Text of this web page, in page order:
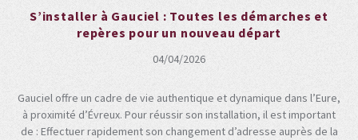
S’installer à Gauciel : Toutes les démarches et
repères pour un nouveau départ
04/04/2026
Gauciel offre un cadre de vie authentique et dynamique dans l’Eure,
à proximité d’Évreux. Pour réussir son installation, il est important
de : Effectuer rapidement son changement d’adresse auprès de la